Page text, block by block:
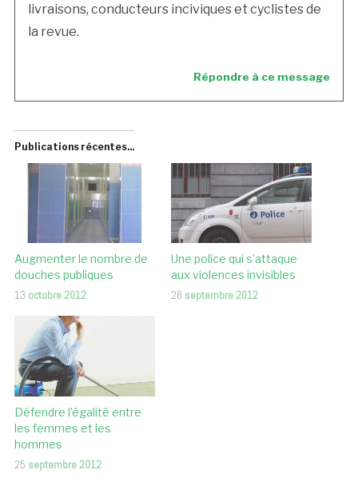
livraisons, conducteurs inciviques et cyclistes de
la revue.
Répondre à ce message
Publications récentes...
Augmenter le nombre de
douches publiques
13 octobre 2012
Une police qui s’attaque
aux violences invisibles
28 septembre 2012
Défendre l’égalité entre
les femmes et les
hommes
25 septembre 2012